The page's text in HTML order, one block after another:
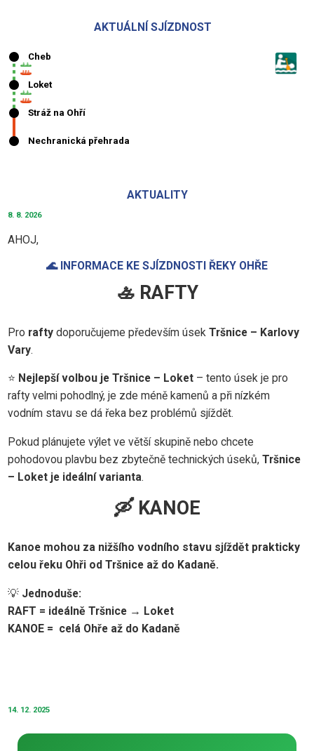
AKTUÁLNÍ SJÍZDNOST
AKTUALITY
8. 8. 2026
AHOJ,
🌊 INFORMACE KE SJÍZDNOSTI ŘEKY OHŘE
🚣 RAFTY
Pro rafty doporučujeme především úsekTršnice – Karlovy
Vary.
⭐ Nejlepší volbou je Tršnice – Loket – tento úsek je pro
rafty velmi pohodlný, je zde méně kamenů a při nízkém
vodním stavu se dá řeka bez problémů sjíždět.
Pokud plánujete výlet ve větší skupině nebo chcete
pohodovou plavbu bez zbytečně technických úseků,Tršnice
– Loket je ideální varianta.
🛶 KANOE
Kanoe mohou za nižšího vodního stavu sjíždět prakticky
celou řeku Ohři od Tršnice až do Kadaně.
💡 Jednoduše:
RAFT = ideálně Tršnice → Loket
KANOE = celá Ohře až do Kadaně
14. 12. 2025